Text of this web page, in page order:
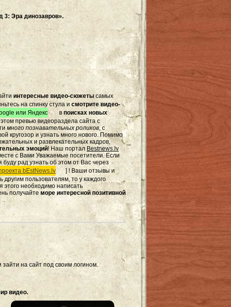
3: Эра динозавров».
интересные видео-сюжеты самых
на спинку стула и смотрите видео-
или Яндекс в поисках новых
превью видеораздела сайта с
много познавательных роликов, с
кругозор и узнать много нового. Помимо
и развлекательных кадров,
эмоций! Наш портал Bestnews.lv
с Вами Уважаемые посетители. Если
рад узнать об этом от Вас через
bEstNews.lv
] ! Ваши отзывы и
другим пользователям, то у каждого
этого необходимо написать
получайте море интересной позитивной
на сайт под своим логином.
видео.